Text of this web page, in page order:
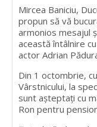
Mircea Baniciu,
propun să vă
armonios mesajul
această întâlnire
actor Adrian
Din 1 octombrie,
Vârstnicului, la
sunt așteptați cu
Ron pentru